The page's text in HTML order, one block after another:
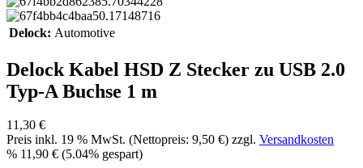
Delock: Automotive
Delock Kabel HSD Z Stecker zu USB 2.0
Typ-A Buchse 1 m
11,30 €
Preis inkl. 19 % MwSt. (Nettopreis: 9,50 €) zzgl. Versandkosten
% 11,90 € (5.04% gespart)